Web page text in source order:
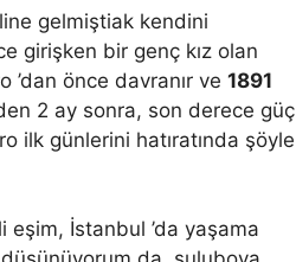
gelmiştiak kendini
girişken bir genç kız olan
’dan önce davranır ve 1891
2 ay sonra, son derece güç
ilk günlerini hatıratında şöyle
eşim, İstanbul ’da yaşama